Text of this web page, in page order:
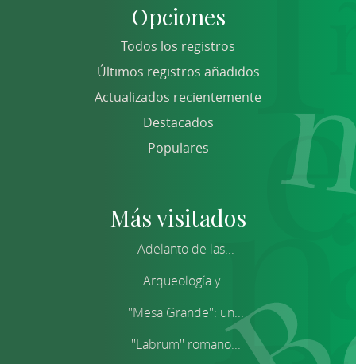
Opciones
Todos los registros
Últimos registros añadidos
Actualizados recientemente
Destacados
Populares
Más visitados
Adelanto de las...
Arqueología y...
''Mesa Grande'': un...
''Labrum'' romano...